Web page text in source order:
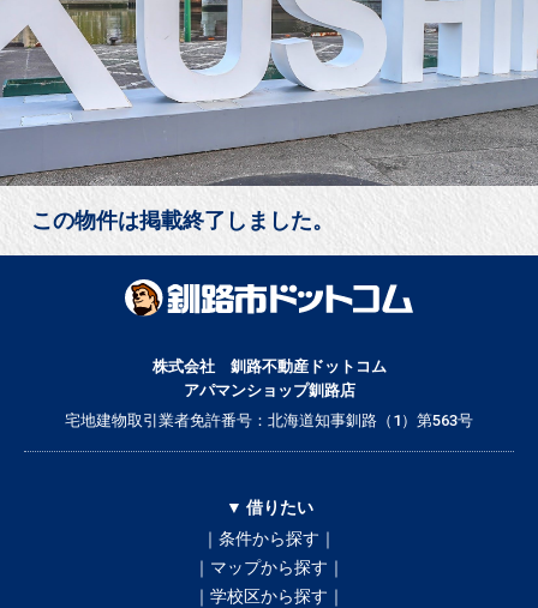
この物件は掲載終了しました。
株式会社 釧路不動産ドットコム
アパマンショップ釧路店
宅地建物取引業者免許番号：北海道知事釧路（1）第563号
▼ 借りたい
｜条件から探す｜
｜マップから探す｜
｜学校区から探す｜